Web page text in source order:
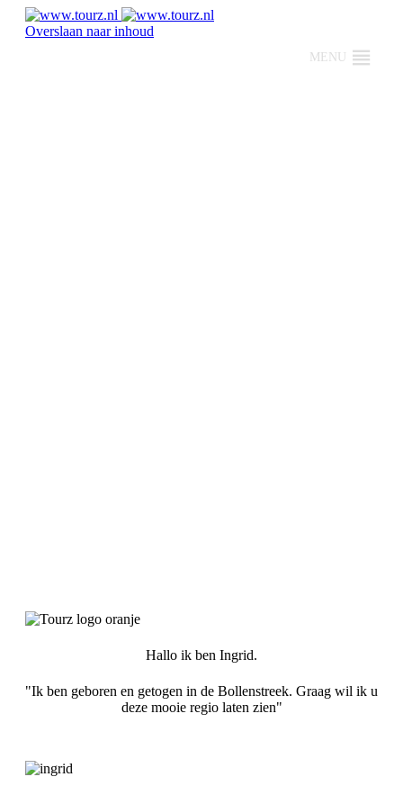
Overslaan naar inhoud
MENU
Hallo ik ben Ingrid.
"Ik ben geboren en getogen in de Bollenstreek. Graag wil ik u
deze mooie regio laten zien"